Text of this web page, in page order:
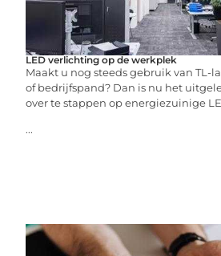
LED verlichting op de werkplek
Maakt u nog steeds gebruik van TL-
of bedrijfspand? Dan is nu het
over te stappen op energiezuinige
...